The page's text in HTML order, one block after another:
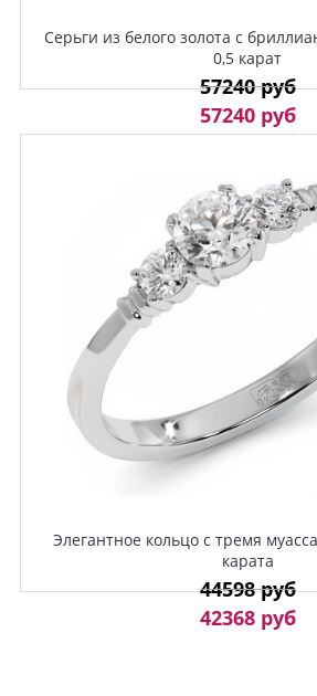
Серьги из белого золота с
0,5 карат
57240 руб
57240 руб
Элегантное кольцо с тремя
карата
44598 руб
42368 руб